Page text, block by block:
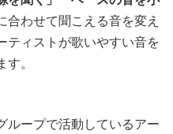
合わせて聞こえる音を変え
ティストが歌いやすい音を
。
ループで活動しているアー